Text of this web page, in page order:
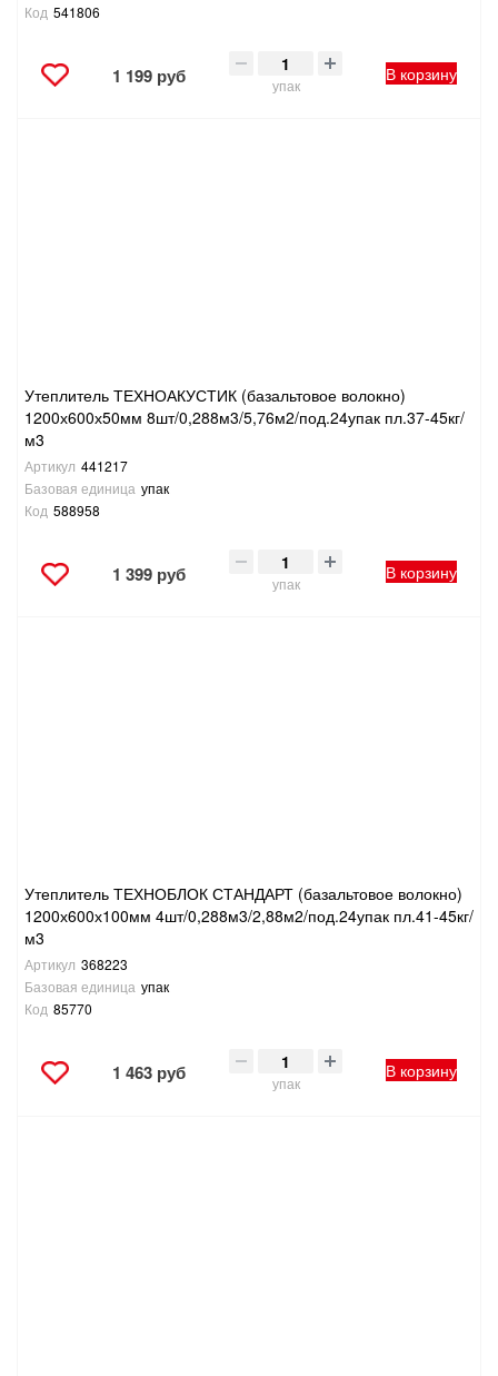
Код 541806
1 199 руб упак
В корзину
Утеплитель ТЕХНОАКУСТИК (базальтовое волокно)
1200х600х50мм 8шт/0,288м3/5,76м2/под.24упак пл.37-45кг/
м3
Артикул 441217
Базовая единица упак
Код 588958
1 399 руб упак
В корзину
Утеплитель ТЕХНОБЛОК СТАНДАРТ (базальтовое волокно)
1200х600х100мм 4шт/0,288м3/2,88м2/под.24упак пл.41-45кг/
м3
Артикул 368223
Базовая единица упак
Код 85770
1 463 руб упак
В корзину